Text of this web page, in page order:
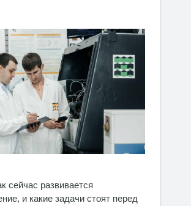
сейчас развивается
и какие задачи стоят перед